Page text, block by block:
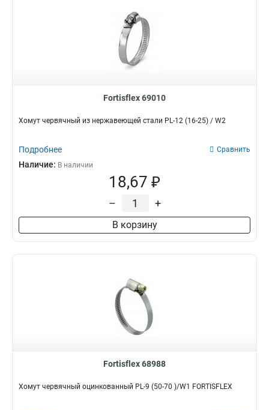
Fortisflex 69010
Хомут червячный из нержавеющей стали PL-12 (16-25) / W2
Подробнее Сравнить
Наличие: В наличии
18,67 ₽
– +
В корзину
Fortisflex 68988
Хомут червячный оцинкованный PL-9 (50-70 )/W1 FORTISFLEX